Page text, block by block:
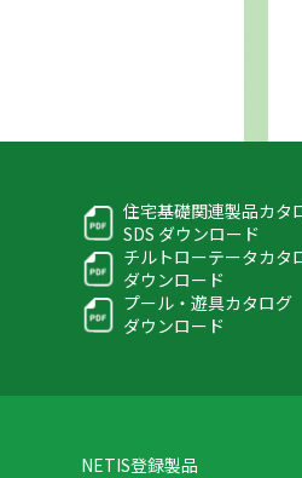
住宅基礎関連製品カタ
SDS ダウンロード
チルトローテータカタ
ダウンロード
プール・遊具カタログ
ダウンロード
NETIS登録製品